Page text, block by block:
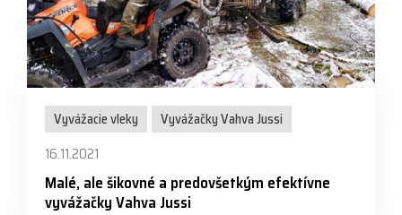
Vyvážacie vleky
Vyvážačky Vahva Jussi
16.11.2021
Malé, ale šikovné a predovšetkým efektívne
vyvážačky Vahva Jussi